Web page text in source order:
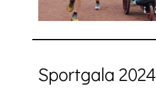
Sportgala 2024